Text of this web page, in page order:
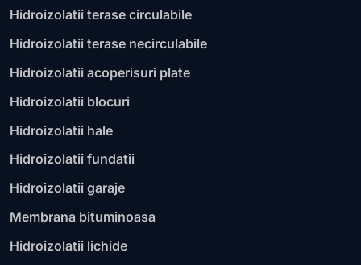
Hidroizolatii terase circulabile
Hidroizolatii terase necirculabile
Hidroizolatii acoperisuri plate
Hidroizolatii blocuri
Hidroizolatii hale
Hidroizolatii fundatii
Hidroizolatii garaje
Membrana bituminoasa
Hidroizolatii lichide